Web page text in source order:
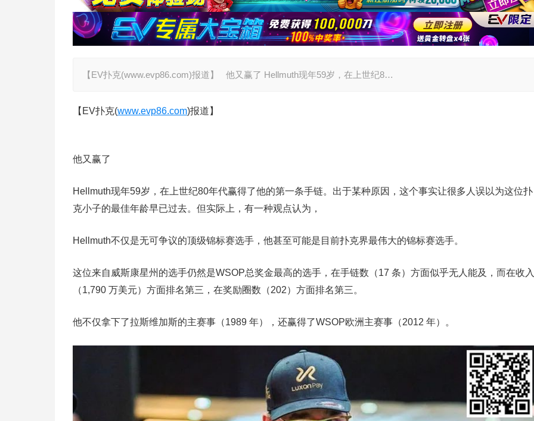
【EV扑克(www.evp86.com)报道】 他又赢了 Hellmuth现年59岁，在上世纪8…
【EV扑克(www.evp86.com)报道】
他又赢了
Hellmuth现年59岁，在上世纪80年代赢得了他的第一条手链。出于某种原因，这个事实让很多人误以为这位扑
克小子的最佳年龄早已过去。但实际上，有一种观点认为，
Hellmuth不仅是无可争议的顶级锦标赛选手，他甚至可能是目前扑克界最伟大的锦标赛选手。
这位来自威斯康星州的选手仍然是WSOP总奖金最高的选手，在手链数（17 条）方面似乎无人能及，而在收入
（1,790 万美元）方面排名第三，在奖励圈数（202）方面排名第三。
他不仅拿下了拉斯维加斯的主赛事（1989 年），还赢得了WSOP欧洲主赛事（2012 年）。